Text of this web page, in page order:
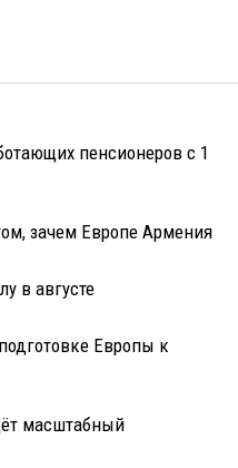
пенсионеров с 1
зачем Европе Армения
в августе
Европы к
масштабный